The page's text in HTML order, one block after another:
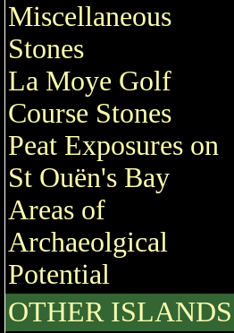
Miscellaneous
Stones
La Moye Golf
Course Stones
Peat Exposures on
St Ouën's Bay
Areas of
Archaeolgical
Potential
OTHER ISLANDS